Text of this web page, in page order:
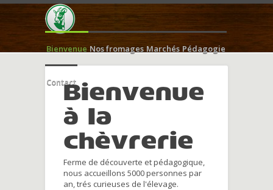
Bienvenue Nos fromages Marchés Pédagogie
ContactBienvenue
à la
chèvrerie
Ferme de découverte et pédagogique,
nous accueillons 5000 personnes par
an, trés curieuses de l'élevage.